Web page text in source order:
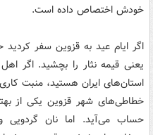
خودش اختصاص داده است.
اگر ایام عید به قزوین سفر
یعنی قیمه نثار را بچشید. اگر
استان‌های ایران هستید، منبت
خطاطی‌های شهر قزوین یکی از
حساب می‌آید. اما نان گردویی